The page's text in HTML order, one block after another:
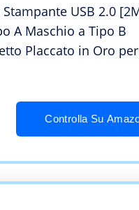
Stampante USB 2.0
A Maschio a Tipo B
Placcato in Oro per
Canon, Epson,
Controlla Su